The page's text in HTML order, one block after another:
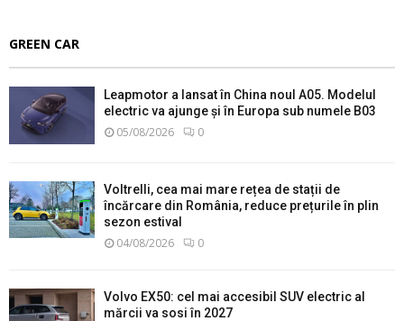
GREEN CAR
Leapmotor a lansat în China noul A05. Modelul
electric va ajunge și în Europa sub numele B03
05/08/2026 0
Voltrelli, cea mai mare rețea de stații de
încărcare din România, reduce prețurile în plin
sezon estival
04/08/2026 0
Volvo EX50: cel mai accesibil SUV electric al
mărcii va sosi în 2027